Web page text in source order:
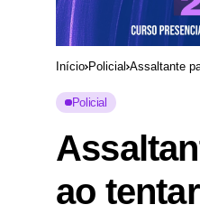
Início Policial Assaltante
Policial
ao